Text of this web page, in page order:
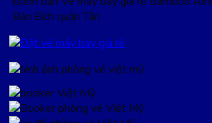
Bán Bích quận Tân